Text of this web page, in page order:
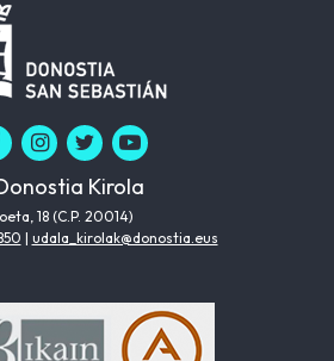
Kirola
18 (C.P. 20014)
| udala_kirolak@donostia.eus